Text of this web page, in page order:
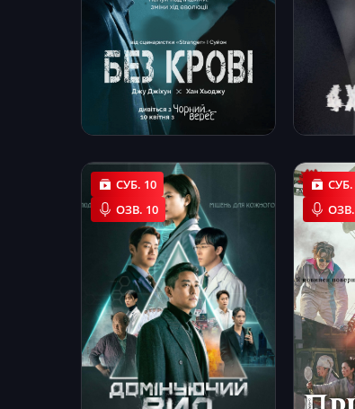
СУБ. 10
ОЗВ. 10
СУБ.
ОЗВ.